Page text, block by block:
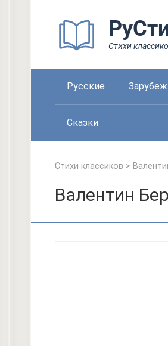
Стихи
Русские
Сказки
Стихи классиков >
Валентин